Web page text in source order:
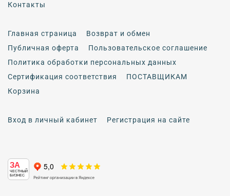
Контакты
Главная страница
Возврат и обмен
Публичная оферта
Пользовательское соглашение
Политика обработки персональных данных
Сертификация соответствия
ПОСТАВЩИКАМ
Корзина
Вход в личный кабинет Регистрация на сайте
ЗА
ЧЕСТНЫЙ
БИЗНЕС